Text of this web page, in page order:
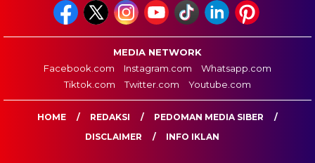
MEDIA NETWORK
Facebook.com
Instagram.com
Whatsapp.com
Tiktok.com
Twitter.com Youtube.com
HOME REDAKSI
PEDOMAN MEDIA SIBER
DISCLAIMER
INFO IKLAN